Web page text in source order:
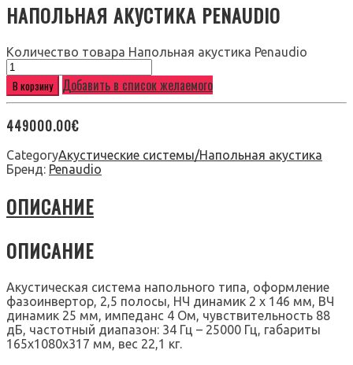
НАПОЛЬНАЯ АКУСТИКА PENAUDIO
Количество товара Напольная акустика Penaudio
В корзину Добавить в список желаемого
449000.00€
CategoryАкустические системы/Напольная акустика
Бренд: Penaudio
ОПИСАНИЕ
ОПИСАНИЕ
Акустическая система напольного типа, оформление
фазоинвертор, 2,5 полосы, НЧ динамик 2 х 146 мм, ВЧ
динамик 25 мм, импеданс 4 Ом, чувствительность 88
дБ, частотный диапазон: 34 Гц – 25000 Гц, габариты
165x1080x317 мм, вес 22,1 кг.